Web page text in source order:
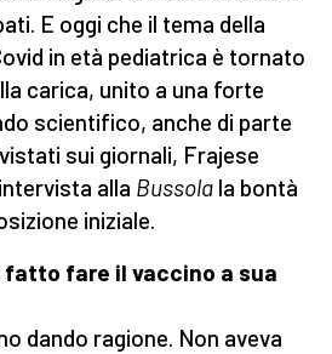
E oggi che il tema della
in età pediatrica è tornato
carica, unito a una forte
scientifico, anche di parte
sui giornali, Frajese
alla Bussola la bontà
iniziale.
fatto fare il vaccino a sua
dando ragione. Non aveva